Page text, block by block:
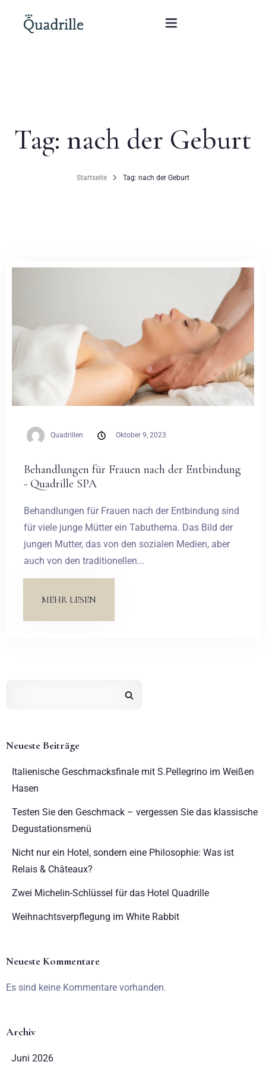
Zimmer
Pakete
Kontakt
Tag: nach der Geburt
Startseite Tag: nach der Geburt
Quadrillen Oktober 9, 2023
Behandlungen für Frauen nach der Entbindung
- Quadrille SPA
Behandlungen für Frauen nach der Entbindung sind
für viele junge Mütter ein Tabuthema. Das Bild der
jungen Mutter, das von den sozialen Medien, aber
auch von den traditionellen...
MEHR LESEN
Neueste Beiträge
Italienische Geschmacksfinale mit S.Pellegrino im Weißen
Hasen
Testen Sie den Geschmack – vergessen Sie das klassische
Degustationsmenü
Nicht nur ein Hotel, sondern eine Philosophie: Was ist
Relais & Châteaux?
Zwei Michelin-Schlüssel für das Hotel Quadrille
Weihnachtsverpflegung im White Rabbit
Neueste Kommentare
Es sind keine Kommentare vorhanden.
Archiv
Juni 2026